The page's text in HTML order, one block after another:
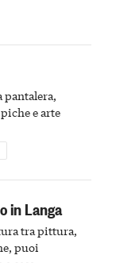
e arte
in Langa
tra pittura,
puoi